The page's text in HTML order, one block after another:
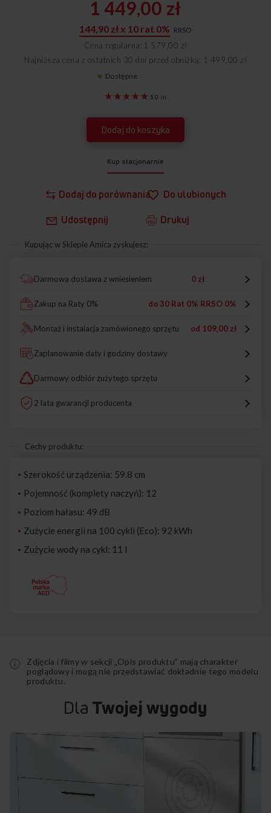
Dodaj do porównania Do ulubionych
Udostępnij Drukuj
5.0 (1)
1 449,00 zł
144,90 zł x 10 rat 0% RRSO
Cena regularna
1 579,00 zł
Najniższa cena z ostatnich 30 dni przed obniżką: 1 499,00 zł
Dostępne
Dodaj do koszyka
Kup stacjonarnie
Kupując w Sklepie Amica zyskujesz:
Darmowa dostawa z wniesieniem 0 zł
Zakup na Raty 0% do 30 Rat 0% RRSO 0%
Montaż i instalacja zamówionego sprzętu od 109,00 zł
Zaplanowanie daty i godziny dostawy
Darmowy odbiór zużytego sprzętu
2 lata gwarancji producenta
Cechy produktu:
Szerokość urządzenia: 59.8 cm
Pojemność (komplety naczyń): 12
Poziom hałasu: 49 dB
Zużycie energii na 100 cykli (Eco): 92 kWh
Zużycie wody na cykl: 11 l
Zdjęcia i filmy w sekcji „Opis produktu” mają charakter
poglądowy i mogą nie przedstawiać dokładnie tego modelu
produktu.
Dla Twojej wygody